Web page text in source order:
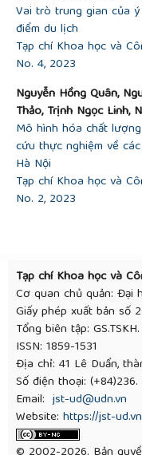
Marketing”,
no. 2, pp. 185-
1998. https://
5
[19]A. Shimp,
Ethnocentrism:
CETSCALE”,
no. 3, pp.
https://doi.org/
[20] D. Tho,
“Consumer
[21]
Nikodemska-
Ethnocentrism
Consumers:
Products”,
no. 3, pp.
[22]
Consumers
Business và
vol. 11, no. 3,
Vai trò trung gian của
điểm du lịch
Tạp chí Khoa học và
No. 4, 2023
Nguyễn Hồng Quân,
Thảo, Trịnh Ngọc Linh,
Mô hình hóa chất
cứu thực nghiệm về
Hà Nội
Tạp chí Khoa học và
No. 2, 2023
Tạp chí Khoa học và
Cơ quan chủ quản: Đại
Giấy phép xuất bản số
Tổng biên tập:
ISSN: 1859-1531
Địa chỉ: 41 Lê Duẩn,
Số điện thoại: (+84)236.
Email:jst-ud@udn.vn
Website: https://jst-ud.vn